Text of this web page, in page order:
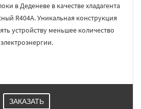
Правдинский
Свердловск
Томилино Тучково
Фосфоритный
в Деденеве в качестве хладагента
R404A. Уникальная конструкция
устройству меньшее количество
электроэнергии.
ЗАКАЗАТЬ
на обработку персональных данных